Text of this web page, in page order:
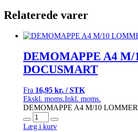
Relaterede varer
DEMOMAPPE A4
DOCUSMART
Fra 16,95 kr. / STK
Ekskl. moms.Inkl. moms.
DEMOMAPPE A4 M/10
Læg i kurv